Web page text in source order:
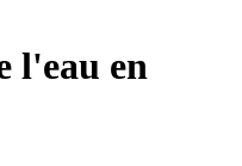
l'eau en